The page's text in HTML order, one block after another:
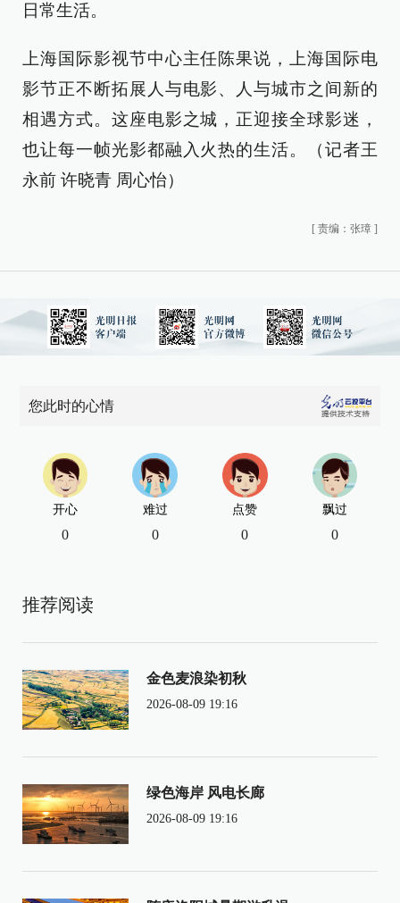
日常生活。
上海国际影视节中心主任陈果说，上海国际电
影节正不断拓展人与电影、人与城市之间新的
相遇方式。这座电影之城，正迎接全球影迷，
也让每一帧光影都融入火热的生活。（记者王
永前 许晓青 周心怡）
[ 责编：张璋 ]
您此时的心情
开心
0
难过
0
点赞
0
飘过
0
推荐阅读
金色麦浪染初秋
2026-08-09 19:16
绿色海岸 风电长廊
2026-08-09 19:16